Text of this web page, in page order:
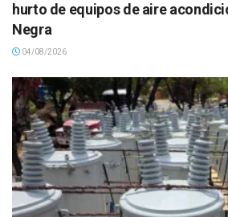
hurto de equipos de aire
Negra
04/08/2026